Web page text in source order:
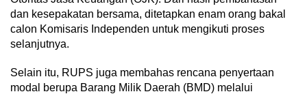
dan kesepakatan bersama, ditetapkan enam orang bakal
calon Komisaris Independen untuk mengikuti proses
selanjutnya.
Selain itu, RUPS juga membahas rencana penyertaan
modal berupa Barang Milik Daerah (BMD) melalui